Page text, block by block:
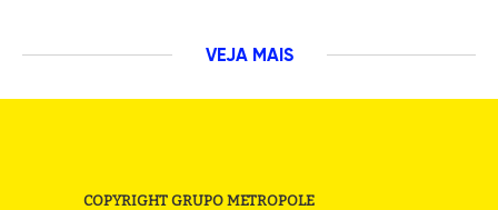
VEJA MAIS
COPYRIGHT GRUPO METROPOLE